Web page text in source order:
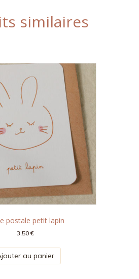
similaires
postale petit lapin
3,50€
au panier